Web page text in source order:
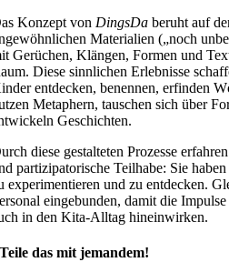
Konzept von DingsDa beruht auf
Materialien („noch
Gerüchen, Klängen, Formen und
Diese sinnlichen Erlebnisse
entdecken, benennen, erfinden
Metaphern, tauschen sich über
Geschichten.
diese gestalteten Prozesse
partizipatorische Teilhabe: Sie
experimentieren und zu entdecken.
eingebunden, damit die
in den Kita-Alltag hineinwirken.
Teile das mit jemandem!